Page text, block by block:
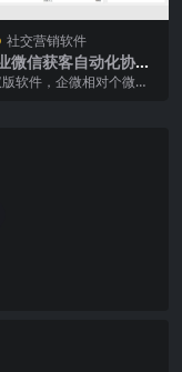
社交营销软件
微信获客自动化协议
官方授权)—极速变
软件，企微相对个微来